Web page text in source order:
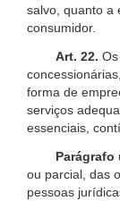
salvo, quanto a
consumidor.
Art. 22.
forma de
serviços
essenciais,
Parágrafo
ou parcial, das
pessoas